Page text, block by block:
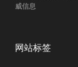
威信息
网站标签